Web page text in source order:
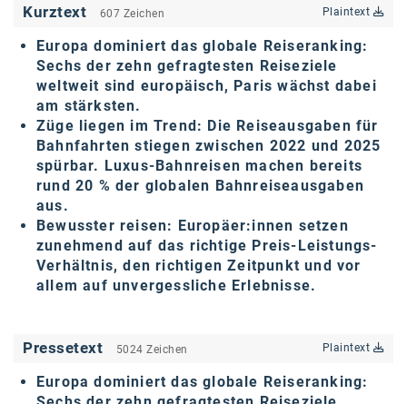
Interzero
karriere.at
Ketchum GmbH
Kinderwunschzentrum
Kostenwahrheit
Kyndryl
LWND
Mastercard
Nespresso
Neudoerfler
Kurztext 607 Zeichen Plaintext
Europa dominiert das globale Reiseranking:
Sechs der zehn gefragtesten Reiseziele
weltweit sind europäisch, Paris wächst dabei
am stärksten.
Züge liegen im Trend: Die Reiseausgaben für
Bahnfahrten stiegen zwischen 2022 und 2025
spürbar. Luxus-Bahnreisen machen bereits
rund 20 % der globalen Bahnreiseausgaben
aus.
Bewusster reisen: Europäer:innen setzen
zunehmend auf das richtige Preis-Leistungs-
Verhältnis, den richtigen Zeitpunkt und vor
allem auf unvergessliche Erlebnisse.
Pressetext 5024 Zeichen Plaintext
Europa dominiert das globale Reiseranking: